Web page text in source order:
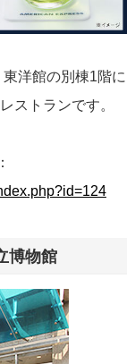
洋館の別棟1階に
ストランです。
博物館